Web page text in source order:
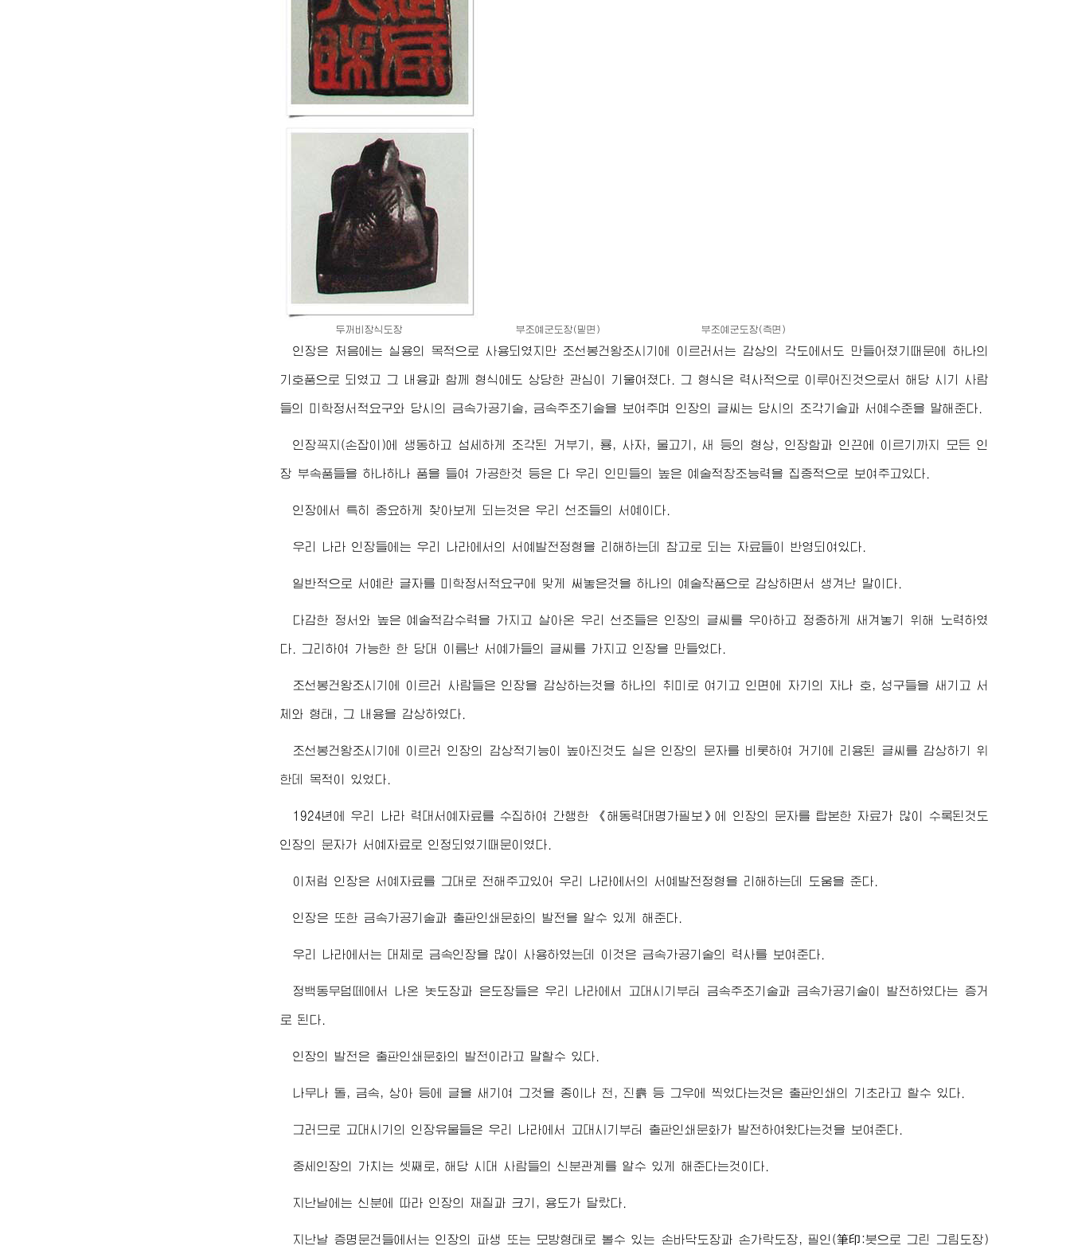
두꺼비장식도장 부조예군도장(밑면) 부조예군도장(측면)
인장은 처음에는 실용의 목적으로 사용되였지만 조선봉건왕조시기에 이르러서는 감상의 각도에서도 만들어졌기때문에 하나의
기호품으로 되였고 그 내용과 함께 형식에도 상당한 관심이 기울여졌다. 그 형식은 력사적으로 이루어진것으로서 해당 시기 사람
들의 미학정서적요구와 당시의 금속가공기술, 금속주조기술을 보여주며 인장의 글씨는 당시의 조각기술과 서예수준을 말해준다.
인장꼭지(손잡이)에 생동하고 섬세하게 조각된 거부기, 룡, 사자, 물고기, 새 등의 형상, 인장함과 인끈에 이르기까지 모든 인
장 부속품들을 하나하나 품을 들여 가공한것 등은 다 우리 인민들의 높은 예술적창조능력을 집중적으로 보여주고있다.
인장에서 특히 중요하게 찾아보게 되는것은 우리 선조들의 서예이다.
우리 나라 인장들에는 우리 나라에서의 서예발전정형을 리해하는데 참고로 되는 자료들이 반영되여있다.
일반적으로 서예란 글자를 미학정서적요구에 맞게 써놓은것을 하나의 예술작품으로 감상하면서 생겨난 말이다.
다감한 정서와 높은 예술적감수력을 가지고 살아온 우리 선조들은 인장의 글씨를 우아하고 정중하게 새겨놓기 위해 노력하였
다. 그리하여 가능한 한 당대 이름난 서예가들의 글씨를 가지고 인장을 만들었다.
조선봉건왕조시기에 이르러 사람들은 인장을 감상하는것을 하나의 취미로 여기고 인면에 자기의 자나 호, 성구들을 새기고 서
체와 형태, 그 내용을 감상하였다.
조선봉건왕조시기에 이르러 인장의 감상적기능이 높아진것도 실은 인장의 문자를 비롯하여 거기에 리용된 글씨를 감상하기 위
한데 목적이 있었다.
1924년에 우리 나라 력대서예자료를 수집하여 간행한 《해동력대명가필보》에 인장의 문자를 탑본한 자료가 많이 수록된것도
인장의 문자가 서예자료로 인정되였기때문이였다.
이처럼 인장은 서예자료를 그대로 전해주고있어 우리 나라에서의 서예발전정형을 리해하는데 도움을 준다.
인장은 또한 금속가공기술과 출판인쇄문화의 발전을 알수 있게 해준다.
우리 나라에서는 대체로 금속인장을 많이 사용하였는데 이것은 금속가공기술의 력사를 보여준다.
정백동무덤떼에서 나온 놋도장과 은도장들은 우리 나라에서 고대시기부터 금속주조기술과 금속가공기술이 발전하였다는 증거
로 된다.
인장의 발전은 출판인쇄문화의 발전이라고 말할수 있다.
나무나 돌, 금속, 상아 등에 글을 새기여 그것을 종이나 천, 진흙 등 그우에 찍었다는것은 출판인쇄의 기초라고 할수 있다.
그러므로 고대시기의 인장유물들은 우리 나라에서 고대시기부터 출판인쇄문화가 발전하여왔다는것을 보여준다.
중세인장의 가치는 셋째로, 해당 시대 사람들의 신분관계를 알수 있게 해준다는것이다.
지난날에는 신분에 따라 인장의 재질과 크기, 용도가 달랐다.
지난날 증명문건들에서는 인장의 파생 또는 모방형태로 볼수 있는 손바닥도장과 손가락도장, 필인(筆印:붓으로 그린 그림도장)